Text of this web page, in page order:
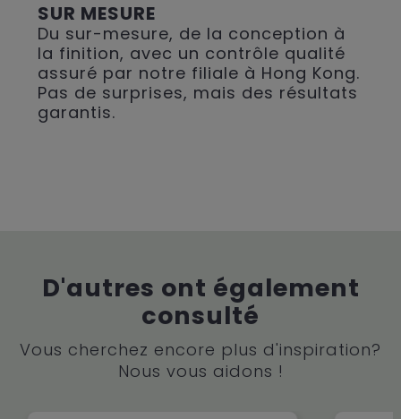
SUR MESURE
Du sur-mesure, de la conception à
la finition, avec un contrôle qualité
assuré par notre filiale à Hong Kong.
Pas de surprises, mais des résultats
garantis.
D'autres ont également
consulté
Vous cherchez encore plus d'inspiration?
Nous vous aidons !